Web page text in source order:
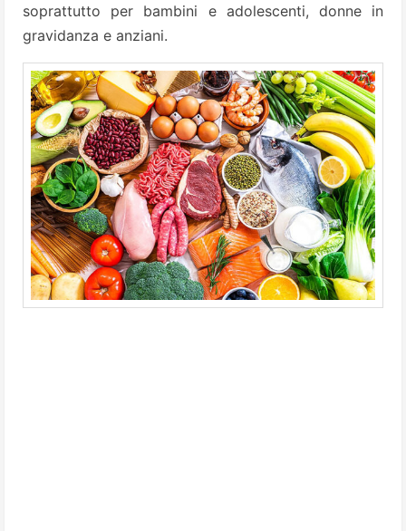
soprattutto per bambini e adolescenti, donne in
gravidanza e anziani.